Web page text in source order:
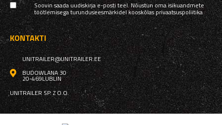
Soovin saada uudiskirja e-posti teel. Nõustun oma isikuandmete
töötlemisega turunduseesmärkidel kooskõlasprivaatsuspoliitika
KONTAKTI
UNITRAILER@UNITRAILER.EE
BUDOWLANA 30
20-469LUBLIN
UNITRAILER SP. Z O.O.